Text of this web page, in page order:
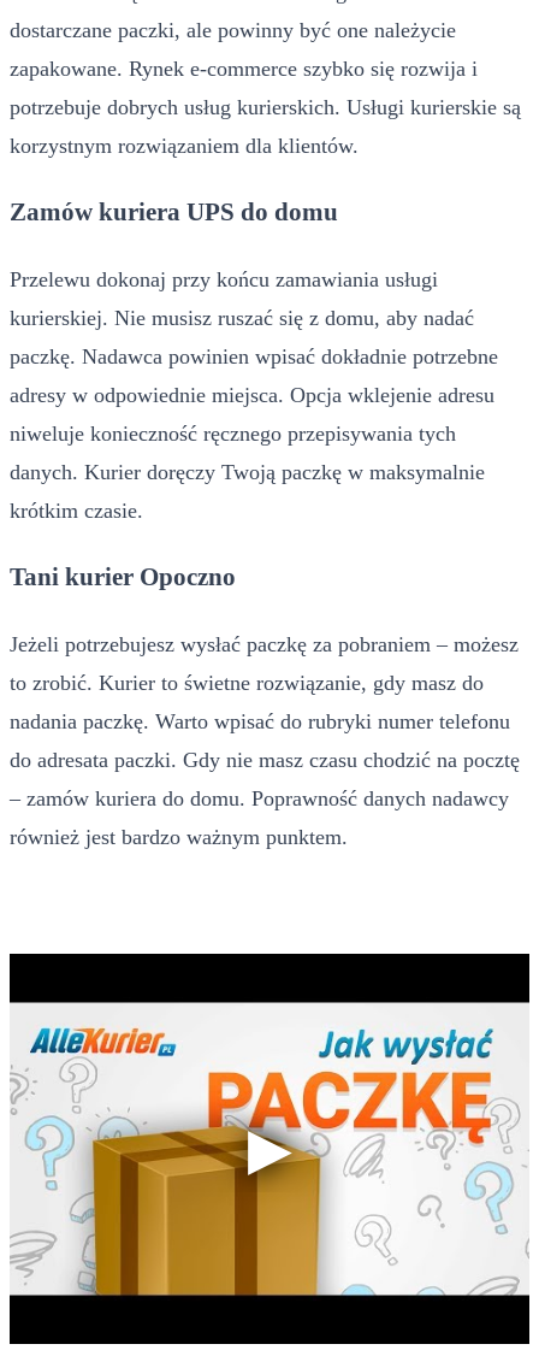
dostarczane paczki, ale powinny być one należycie
zapakowane. Rynek e-commerce szybko się rozwija i
potrzebuje dobrych usług kurierskich. Usługi kurierskie są
korzystnym rozwiązaniem dla klientów.
Zamów kuriera UPS do domu
Przelewu dokonaj przy końcu zamawiania usługi
kurierskiej. Nie musisz ruszać się z domu, aby nadać
paczkę. Nadawca powinien wpisać dokładnie potrzebne
adresy w odpowiednie miejsca. Opcja wklejenie adresu
niweluje konieczność ręcznego przepisywania tych
danych. Kurier doręczy Twoją paczkę w maksymalnie
krótkim czasie.
Tani kurier Opoczno
Jeżeli potrzebujesz wysłać paczkę za pobraniem – możesz
to zrobić. Kurier to świetne rozwiązanie, gdy masz do
nadania paczkę. Warto wpisać do rubryki numer telefonu
do adresata paczki. Gdy nie masz czasu chodzić na pocztę
– zamów kuriera do domu. Poprawność danych nadawcy
również jest bardzo ważnym punktem.